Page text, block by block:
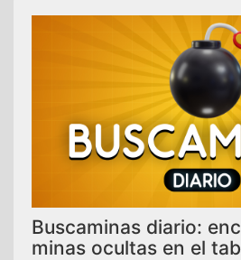
Buscaminas diario:
minas ocultas en el